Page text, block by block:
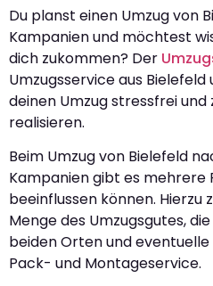
Du planst einen Umzug von
Kampanien und möchtest
dich zukommen? Der
Umzugsservice aus
deinen Umzug stressfrei und
realisieren.
Beim Umzug von Bielefeld
Kampanien gibt es mehrere
beeinflussen können. Hierzu
Menge des Umzugsgutes,
beiden Orten und
Pack- und Montageservice.